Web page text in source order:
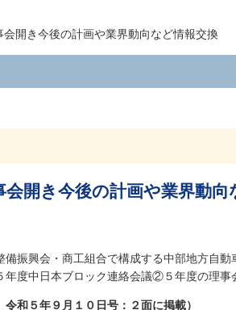
会開き今後の計画や業界動向など情報交換
会開き今後の計画や業界動向
備振興会・商工組合で構成する中部地方自
度中日本ブロック連絡会議②５年度の理
和５年９月１０日号：２面に掲載）